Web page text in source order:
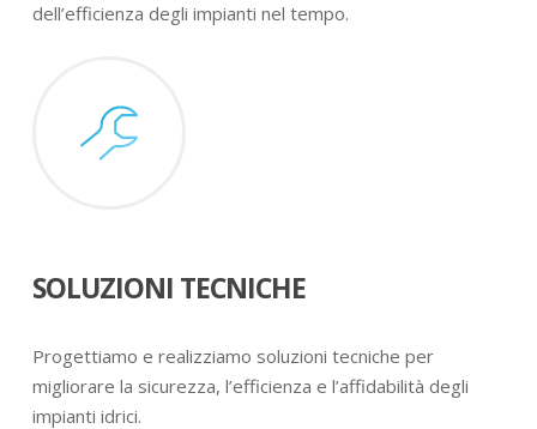
dell’efficienza degli impianti nel tempo.
SOLUZIONI TECNICHE
Progettiamo e realizziamo soluzioni tecniche per
migliorare la sicurezza, l’efficienza e l’affidabilità degli
impianti idrici.